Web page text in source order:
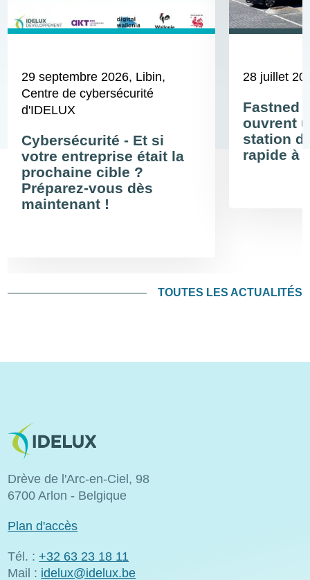
29 septembre 2026, Libin,
Centre de cybersécurité
d'IDELUX
Cybersécurité - Et si
votre entreprise était la
prochaine cible ?
Préparez-vous dès
maintenant !
28 juillet
Fastned
ouvrent
station
rapide à
TOUTES LES ACTUALITÉS
Image
Drève de l'Arc-en-Ciel, 98
6700 Arlon - Belgique
Plan d'accès
Tél. : +32 63 23 18 11
Mail : idelux@idelux.be